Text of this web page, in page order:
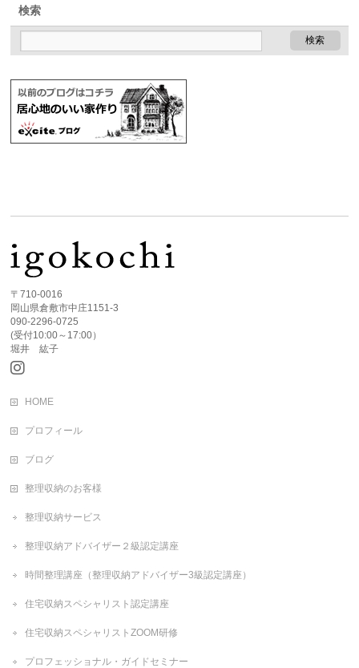
検索
〒710-0016
岡山県倉敷市中庄1151-3
090-2296-0725
(受付10:00～17:00）
堀井 紘子
HOME
プロフィール
ブログ
整理収納のお客様
整理収納サービス
整理収納アドバイザー２級認定講座
時間整理講座（整理収納アドバイザー3級認定講座）
住宅収納スペシャリスト認定講座
住宅収納スペシャリストZOOM研修
プロフェッショナル・ガイドセミナー